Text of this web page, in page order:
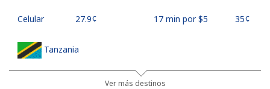
Celular ⁦27.9¢⁩ 17 min por ⁦$5⁩ ⁦35¢⁩
Tanzania
13 min por ⁦$5⁩
Ver más destinos